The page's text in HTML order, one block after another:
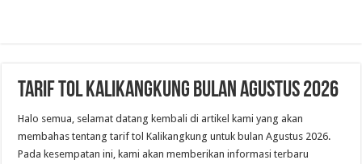
Tarif Tol Kalikangkung Bulan Agustus 2026
Halo semua, selamat datang kembali di artikel kami yang akan
membahas tentang tarif tol Kalikangkung untuk bulan Agustus 2026.
Pada kesempatan ini, kami akan memberikan informasi terbaru